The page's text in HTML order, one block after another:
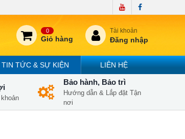
0
Giỏ hàng
Tài khoản
Đăng nhập
TIN TỨC & SỰ KIỆN LIÊN HỆ
Bảo hành, Bảo trì
Hướng dẫn & Lắp đặt Tận
nơi